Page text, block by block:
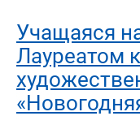
Учащаяся
Лауреатом